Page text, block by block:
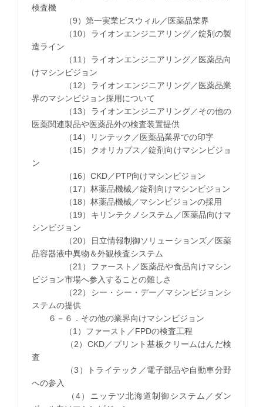
検査機
（9）第一実業ビスウィル／医薬品業界
（10）ライオンエンジニアリング／錠剤の製
造ライン
（11）ライオンエンジニアリング／医薬品向
けマシンビジョン
（12）ライオンエンジニアリング／医薬品業
界のマシンビジョン採用について
（13）ライオンエンジニアリング／その他の
医薬関連製品や医薬品外の検査装置提供
（14）リンテック／医薬品業界での印字
（15）クオリカプス／錠剤向けマシンビジョ
ン
（16）CKD／PTP向けマシンビジョン
（17）林薬品機械／錠剤向けマシンビジョン
（18）林薬品機械／マシンビジョンの採用
（19）キリンテクノシステム／医薬品向けマ
シンビジョン
（20）日立情報制御ソリューションズ／医薬
品容器液中異物＆外観検査システム
（21）ファースト／医薬品や食品向けマシン
ビジョン市場へ参入することの難しさ
（22）シー・シー・デー／マシンビジョンシ
ステムの提供
６－６．その他の業界向けマシンビジョン
（1）ファースト／FPDの検査工程
（2）CKD／プリント基板クリームはんだ検
査
（3）トライテック／電子部品や自動車分野
への参入
（4）ニッテツ北海道制御システム／ダン